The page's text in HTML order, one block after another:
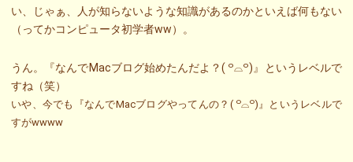
い、じゃぁ、人が知らないような知識があるのかといえば何もない
（ってかコンピュータ初学者ww）。
うん。『なんでMacブログ始めたんだよ？( ꒪⌓꒪)』というレベルで
すね（笑）
いや、今でも『なんでMacブログやってんの？( ꒪⌓꒪)』というレベルで
すがwwww